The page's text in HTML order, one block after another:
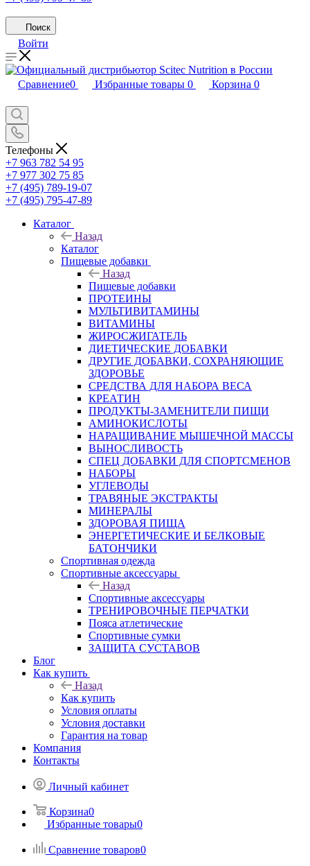
Поиск
Войти
Сравнение0 Избранные товары 0 Корзина 0
Телефоны
+7 963 782 54 95
+7 977 302 75 85
+7 (495) 789-19-07
+7 (495) 795-47-89
Каталог
Назад
Каталог
Пищевые добавки
Назад
Пищевые добавки
ПРОТЕИНЫ
МУЛЬТИВИТАМИНЫ
ВИТАМИНЫ
ЖИРОСЖИГАТЕЛЬ
ДИЕТИЧЕСКИЕ ДОБАВКИ
ДРУГИЕ ДОБАВКИ, СОХРАНЯЮЩИЕ
ЗДОРОВЬЕ
СРЕДСТВА ДЛЯ НАБОРА ВЕСА
КРЕАТИН
ПРОДУКТЫ-ЗАМЕНИТЕЛИ ПИЩИ
АМИНОКИСЛОТЫ
НАРАЩИВАНИЕ МЫШЕЧНОЙ МАССЫ
ВЫНОСЛИВОСТЬ
СПЕЦ ДОБАВКИ ДЛЯ СПОРТСМЕНОВ
НАБОРЫ
УГЛЕВОДЫ
ТРАВЯНЫЕ ЭКСТРАКТЫ
МИНЕРАЛЫ
ЗДОРОВАЯ ПИЩА
ЭНЕРГЕТИЧЕСКИЕ И БЕЛКОВЫЕ
БАТОНЧИКИ
Спортивная одежда
Спортивные аксессуары
Назад
Спортивные аксессуары
ТРЕНИРОВОЧНЫЕ ПЕРЧАТКИ
Пояса атлетические
Спортивные сумки
ЗАЩИТА СУСТАВОВ
Блог
Как купить
Назад
Как купить
Условия оплаты
Условия доставки
Гарантия на товар
Компания
Контакты
Личный кабинет
Корзина0
Избранные товары0
Сравнение товаров0